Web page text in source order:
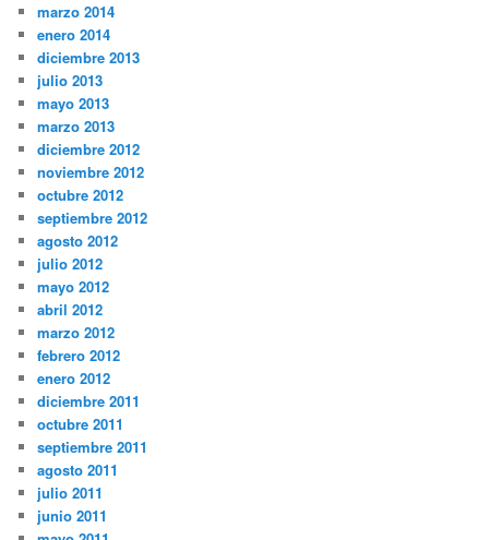
marzo 2014
enero 2014
diciembre 2013
julio 2013
mayo 2013
marzo 2013
diciembre 2012
noviembre 2012
octubre 2012
septiembre 2012
agosto 2012
julio 2012
mayo 2012
abril 2012
marzo 2012
febrero 2012
enero 2012
diciembre 2011
octubre 2011
septiembre 2011
agosto 2011
julio 2011
junio 2011